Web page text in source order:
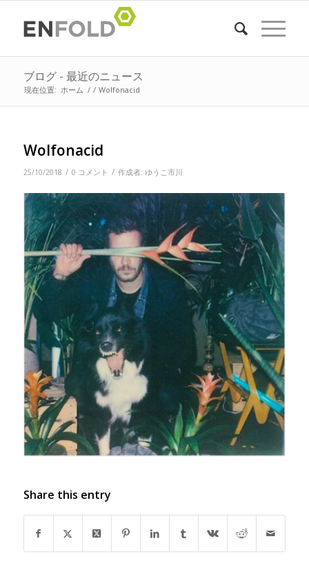
ブログ - 最近のニュース
現在位置: ホーム / / Wolfonacid
Wolfonacid
25/10/2018 / 0 コメント / 作成者: ゆうこ市川
Share this entry